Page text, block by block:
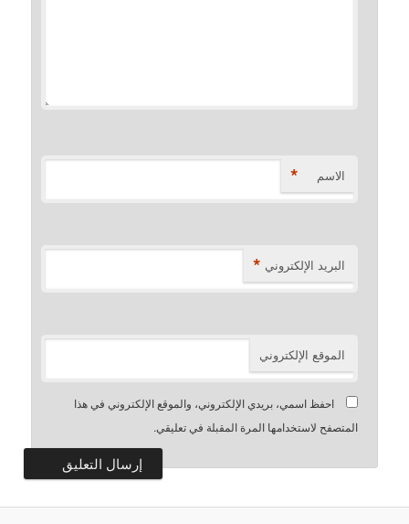
الاسم *
البريد الإلكتروني *
الموقع الإلكتروني
احفظ اسمي، بريدي الإلكتروني، والموقع الإلكتروني في هذا
المتصفح لاستخدامها المرة المقبلة في تعليقي.